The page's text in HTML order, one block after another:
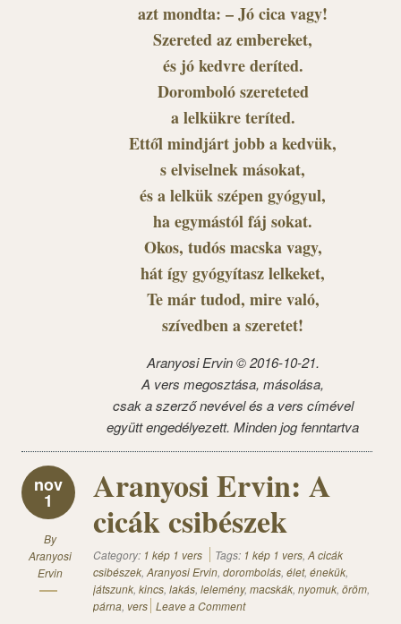
azt mondta: – Jó cica vagy!
Szereted az embereket,
és jó kedvre deríted.
Doromboló szereteted
a lelkükre teríted.
Ettől mindjárt jobb a kedvük,
s elviselnek másokat,
és a lelkük szépen gyógyul,
ha egymástól fáj sokat.
Okos, tudós macska vagy,
hát így gyógyítasz lelkeket,
Te már tudod, mire való,
szívedben a szeretet!
Aranyosi Ervin © 2016-10-21.
A vers megosztása, másolása,
csak a szerző nevével és a vers címével
együtt engedélyezett. Minden jog fenntartva
nov
1
By
Aranyosi
Ervin
Aranyosi Ervin: A
cicák csibészek
Category: 1 kép 1 vers Tags: 1 kép 1 vers, A cicák
csibészek, Aranyosi Ervin, dorombolás, élet, énekük,
játszunk, kincs, lakás, lelemény, macskák, nyomuk, öröm,
párna, vers Leave a Comment